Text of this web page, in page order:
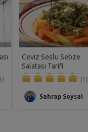
Ceviz Soslu Sebze
Salatası Tarifi
(1)
Sahrap Soysal